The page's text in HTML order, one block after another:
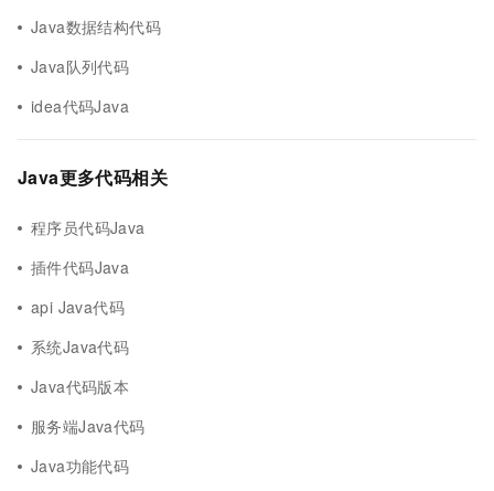
Java数据结构代码
Java队列代码
idea代码Java
Java更多代码相关
程序员代码Java
插件代码Java
api Java代码
系统Java代码
Java代码版本
服务端Java代码
Java功能代码